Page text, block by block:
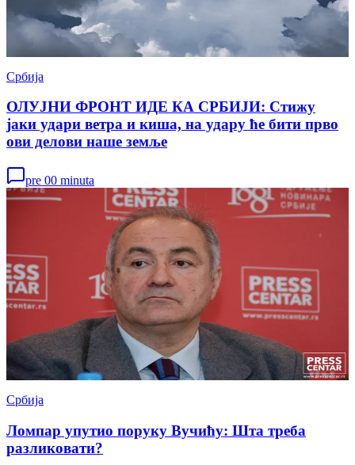
Србија
ОЛУЈНИ ФРОНТ ИДЕ КА СРБИЈИ: Стижу
јаки удари ветра и киша, на удару ће бити прво
ови делови наше земље
pre 00 minuta
Србија
Ломпар упутио поруку Вучићу: Шта треба
разликовати?